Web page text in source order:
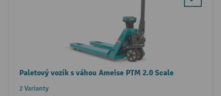
Paletový vozík s váhou Ameise PTM 2.0 Scale
2 Varianty